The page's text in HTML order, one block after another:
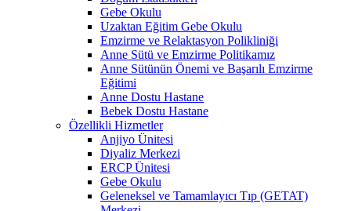
Gebe Okulu
Uzaktan Eğitim Gebe Okulu
Emzirme ve Relaktasyon Polikliniği
Anne Sütü ve Emzirme Politikamız
Anne Sütünün Önemi ve Başarılı Emzirme
Eğitimi
Anne Dostu Hastane
Bebek Dostu Hastane
Özellikli Hizmetler
Anjiyo Ünitesi
Diyaliz Merkezi
ERCP Ünitesi
Gebe Okulu
Geleneksel ve Tamamlayıcı Tıp (GETAT)